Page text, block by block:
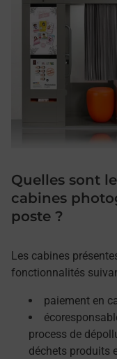
Quelles sont
cabines
poste ?
Les cabines
fonctionnalités
paiement en
process de
déchets produits